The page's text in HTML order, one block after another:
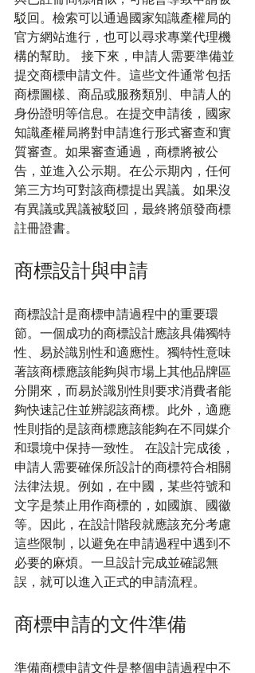
駁回。檢索可以通過國家知識產權局的
官方網站進行，也可以尋求專業代理機
構的幫助。 接下來，申請人需要準備並
提交商標申請文件。這些文件通常包括
商標圖樣、商品或服務類別、申請人的
身份證明等信息。在提交申請後，國家
知識產權局將對申請進行形式審查和實
質審查。如果審查通過，商標將被公
告，並進入公示期。在公示期內，任何
第三方均可對該商標提出異議。如果沒
有異議或異議被駁回，最終將頒發商標
註冊證書。
商標設計與申請
商標設計是商標申請過程中的重要環
節。一個成功的商標設計應該具備獨特
性、易於識別性和適應性。獨特性意味
著該商標應該能夠與市場上其他品牌區
分開來，而易於識別性則要求消費者能
夠快速記住並辨認該商標。此外，適應
性則指的是該商標應該能夠在不同媒介
和環境中保持一致性。 在設計完成後，
申請人需要確保所設計的商標符合相關
法律法規。例如，在中國，某些符號和
文字是禁止用作商標的，如國旗、國徽
等。因此，在設計階段就應該充分考慮
這些限制，以避免在申請過程中遇到不
必要的麻煩。一旦設計完成並確認無
誤，就可以進入正式的申請流程。
商標申請的文件準備
準備商標申請文件是整個申請過程中不